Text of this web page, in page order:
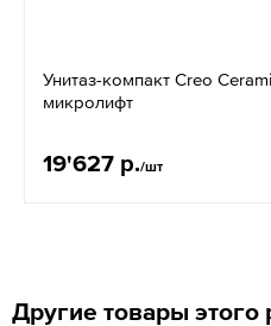
Унитаз-компакт Creo
микролифт
19'627 р./шт
Другие товары этого